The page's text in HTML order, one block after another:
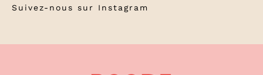
Suivez-nous sur Instagram